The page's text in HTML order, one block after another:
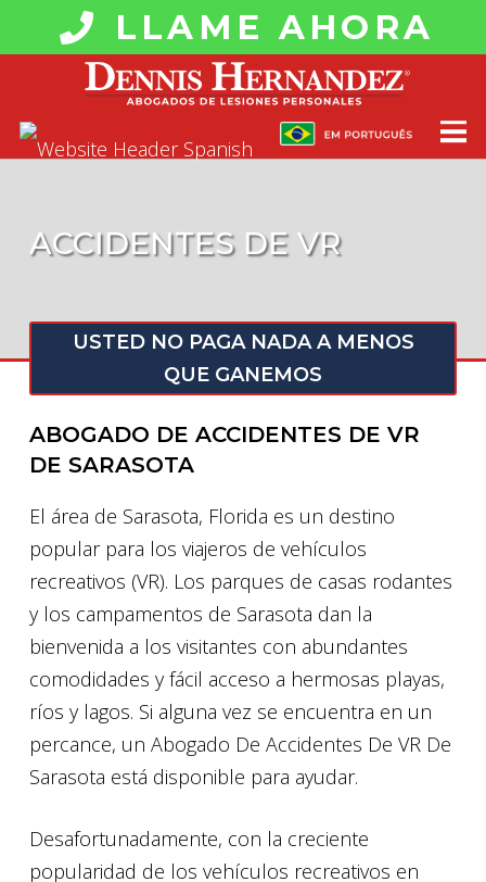
LLAME AHORA
ACCIDENTES DE VR
USTED NO PAGA NADA A MENOS
QUE GANEMOS
ABOGADO DE ACCIDENTES DE VR
DE SARASOTA
El área de Sarasota, Florida es un destino
popular para los viajeros de vehículos
recreativos (VR). Los parques de casas rodantes
y los campamentos de Sarasota dan la
bienvenida a los visitantes con abundantes
comodidades y fácil acceso a hermosas playas,
ríos y lagos. Si alguna vez se encuentra en un
percance, un Abogado De Accidentes De VR De
Sarasota está disponible para ayudar.
Desafortunadamente, con la creciente
popularidad de los vehículos recreativos en